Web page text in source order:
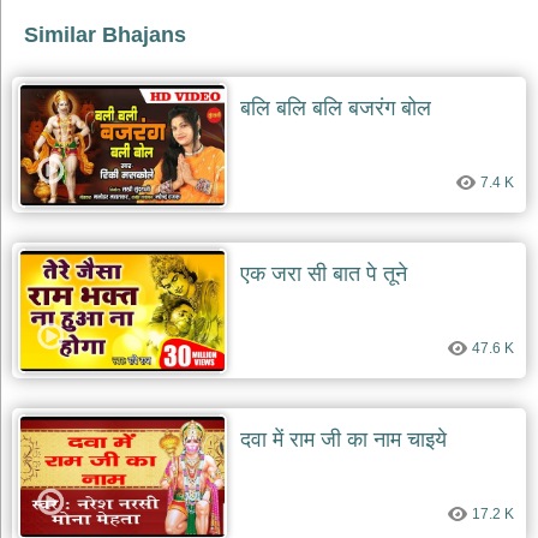
देश
भक्ति
भजन
patriotic
bhajans
खाटू
श्याम
भजन
khatu
shaym
bhajans
रानी
सती
दादी
rani
sati
dadi
bhajans
बावा
लाल
Similar Bhajans
बलि बलि बलि बजरंग बोल
7.4 K
एक जरा सी बात पे तूने
47.6 K
दवा में राम जी का नाम चाइये
17.2 K